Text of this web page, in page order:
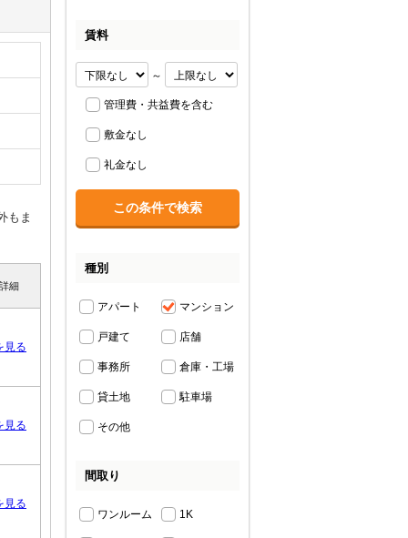
もま
細
見る
見る
見る
賃料
～
管理費・共益費を含む
敷金なし
礼金なし
種別
アパート マンション
戸建て 店舗
事務所 倉庫・工場
貸土地 駐車場
その他
間取り
ワンルーム 1K